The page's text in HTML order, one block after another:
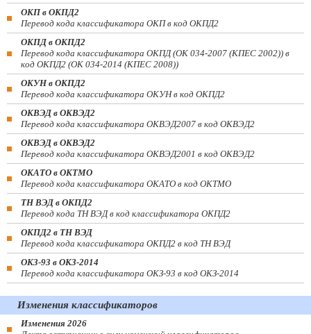
ОКП в ОКПД2
Перевод кода классификатора ОКП в код ОКПД2
ОКПД в ОКПД2
Перевод кода классификатора ОКПД (ОК 034-2007 (КПЕС 2002)) в
код ОКПД2 (ОК 034-2014 (КПЕС 2008))
ОКУН в ОКПД2
Перевод кода классификатора ОКУН в код ОКПД2
ОКВЭД в ОКВЭД2
Перевод кода классификатора ОКВЭД2007 в код ОКВЭД2
ОКВЭД в ОКВЭД2
Перевод кода классификатора ОКВЭД2001 в код ОКВЭД2
ОКАТО в ОКТМО
Перевод кода классификатора ОКАТО в код ОКТМО
ТН ВЭД в ОКПД2
Перевод кода ТН ВЭД в код классификатора ОКПД2
ОКПД2 в ТН ВЭД
Перевод кода классификатора ОКПД2 в код ТН ВЭД
ОКЗ-93 в ОКЗ-2014
Перевод кода классификатора ОКЗ-93 в код ОКЗ-2014
Изменения классификаторов
Изменения 2026